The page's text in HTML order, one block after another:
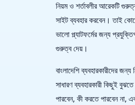
নিয়ম ও শর্তাবলীর আরেকটি
সাইট ব্যবহার করবেন। তাই
ভালো প্ল্যাটফর্মের জন্য
গুরুত্ব দেয়।
বাংলাদেশি ব্যবহারকারীদের
সাধারণ ব্যবহারকারী কিছুই
পারবেন, কী করতে পারবেন না,